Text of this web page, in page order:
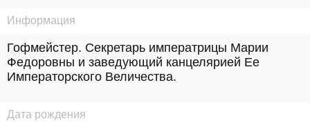
Информация
Гофмейстер. Секретарь императрицы Марии
Федоровны и заведующий канцелярией Ее
Императорского Величества.
Дата рождения